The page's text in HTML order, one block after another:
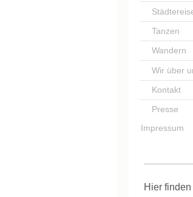
Tanzen
Wandern
Wir über
Kontakt
Presse
Impressum
Hier